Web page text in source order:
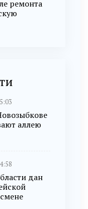
ремонта
аллею
дан